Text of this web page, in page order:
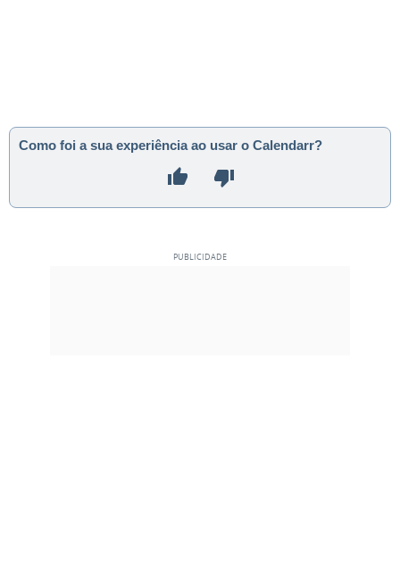
Como foi a sua experiência ao usar o Calendarr?